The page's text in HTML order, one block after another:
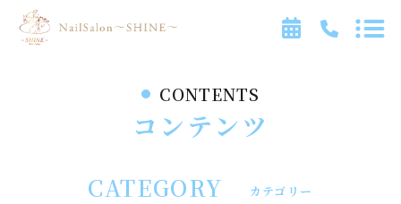
FEATURE
CONTENTS
コンテンツ
CATEGORY カテゴリー